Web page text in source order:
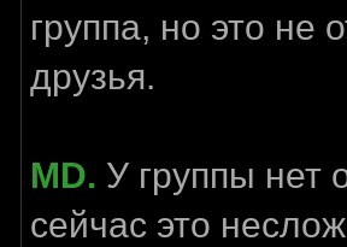
группа, но это не
друзья.
MD. У группы нет
сейчас это